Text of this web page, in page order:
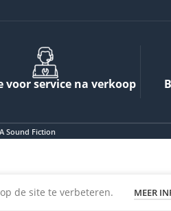
voor service na verkoop
A Sound Fiction
de site te verbeteren. MEER